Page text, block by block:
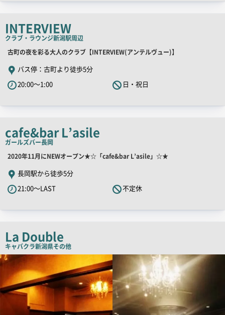
ピ
ー
INTERVIEW
クラブ・ラウンジ新潟駅周辺
店
舗
PR
キ
コ
ピ
ー
古町の夜を彩る大人のクラブ【INTERVIEW(アンテルヴュー)】
バス停：古町より徒歩5分
20:00～1:00
日・祝日
cafe&bar L’asile
ガールズバー長岡
店
舗
PR
キ
コ
ピ
ー
2020年11月にNEWオープン★☆「cafe&bar L’asile」☆★
長岡駅から徒歩5分
21:00～LAST
不定休
La Double
キャバクラ新潟県その他
検
索
果
一
覧